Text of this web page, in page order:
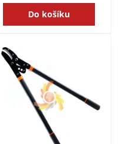
Do košíku